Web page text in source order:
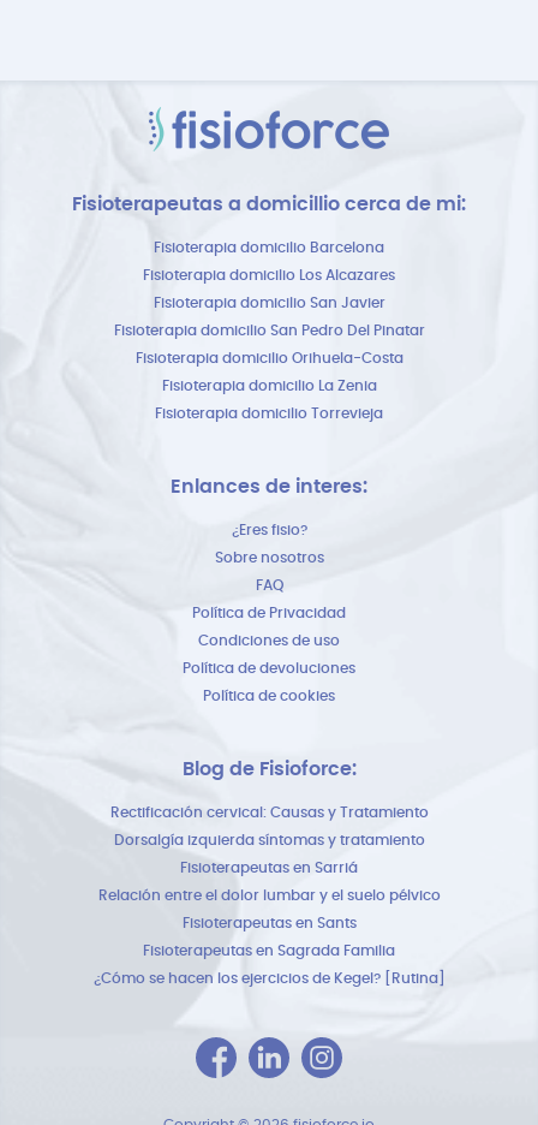
Fisioterapeutas a domicillio cerca de mi:
Fisioterapia domicilio Barcelona
Fisioterapia domicilio Los Alcazares
Fisioterapia domicilio San Javier
Fisioterapia domicilio San Pedro Del Pinatar
Fisioterapia domicilio Orihuela-Costa
Fisioterapia domicilio La Zenia
Fisioterapia domicilio Torrevieja
Enlances de interes:
¿Eres fisio?
Sobre nosotros
FAQ
Política de Privacidad
Condiciones de uso
Política de devoluciones
Política de cookies
Blog de Fisioforce:
Rectificación cervical: Causas y Tratamiento
Dorsalgía izquierda síntomas y tratamiento
Fisioterapeutas en Sarriá
Relación entre el dolor lumbar y el suelo pélvico
Fisioterapeutas en Sants
Fisioterapeutas en Sagrada Familia
¿Cómo se hacen los ejercicios de Kegel? [Rutina]